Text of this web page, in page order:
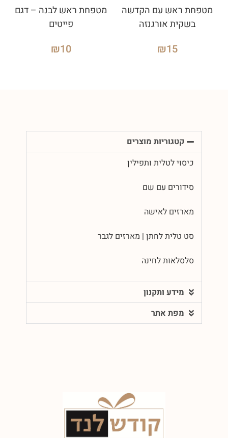
מטפחת ראש עם הקדשה
בשקית אורגנזה
₪15
מטפחת ראש לבנה – דגם
פייטים
₪10
קטגוריות מוצרים
כיסוי לטלית ותפילין
סידורים עם שם
מארזים לאישה
סט טלית לחתן | מארזים לגבר
סלסלאות לחינה
מידע ותקנון
מפת אתר